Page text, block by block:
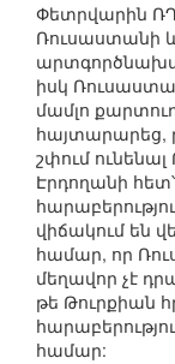
Փետրվարին
Ռուսաստանի
իսկ
մամլո
հայտարարեց,
շփում
Էրդողանի
վիճակում են
համար, որ
մեղավոր չէ
թե Թուրքիան
համար: